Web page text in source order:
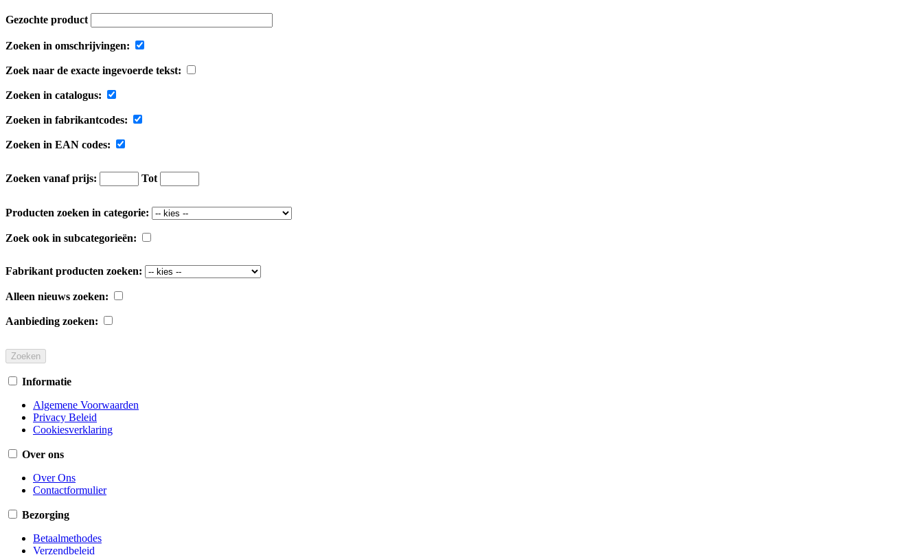
Gezochte product
Zoeken in omschrijvingen:
Zoek naar de exacte ingevoerde tekst:
Zoeken in catalogus:
Zoeken in fabrikantcodes:
Zoeken in EAN codes:
Zoeken vanaf prijs: Tot
Producten zoeken in categorie:
Zoek ook in subcategorieën:
Fabrikant producten zoeken:
Alleen nieuws zoeken:
Aanbieding zoeken:
Informatie
Algemene Voorwaarden
Privacy Beleid
Cookiesverklaring
Over ons
Over Ons
Contactformulier
Bezorging
Betaalmethodes
Verzendbeleid